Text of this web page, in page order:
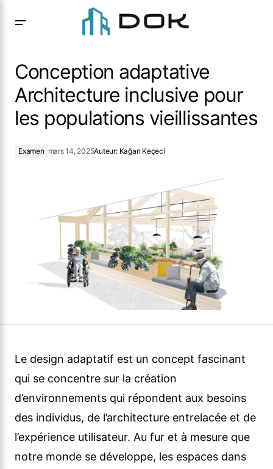
populations vieillissantes
Conception adaptative
Architecture inclusive pour
les populations vieillissantes
Examen mars 14, 2025Auteur: Kağan Keçeci
Le design adaptatif est un concept fascinant
qui se concentre sur la création
d’environnements qui répondent aux besoins
des individus, de l’architecture entrelacée et de
l’expérience utilisateur. Au fur et à mesure que
notre monde se développe, les espaces dans